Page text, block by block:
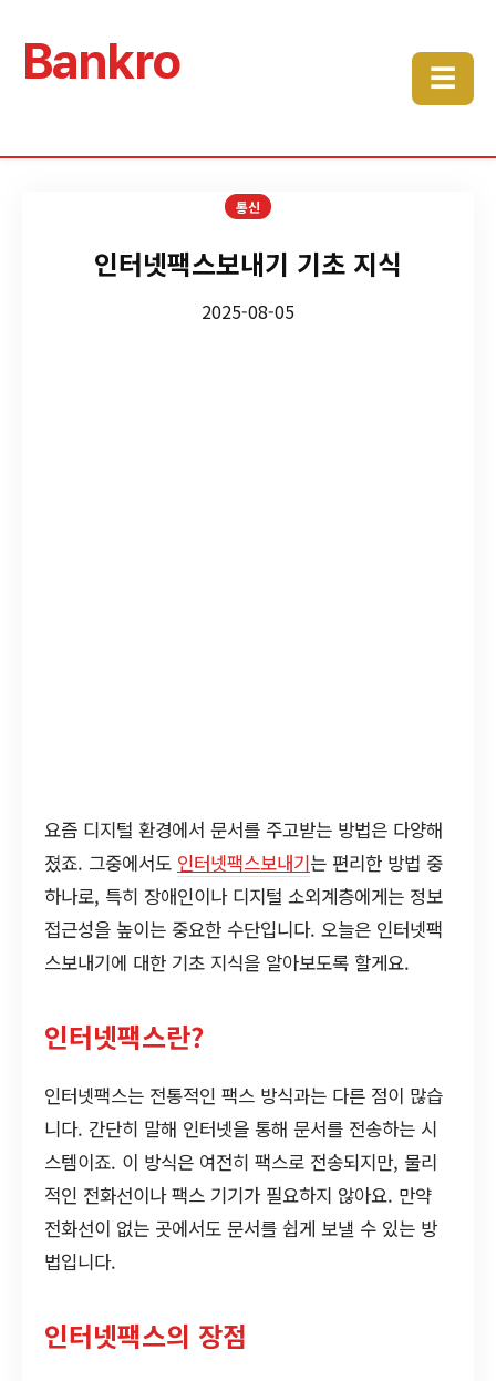
Bankro ☰
통신
인터넷팩스보내기 기초 지식
2025-08-05
요즘 디지털 환경에서 문서를 주고받는 방법은 다양해
졌죠. 그중에서도 인터넷팩스보내기는 편리한 방법 중
하나로, 특히 장애인이나 디지털 소외계층에게는 정보
접근성을 높이는 중요한 수단입니다. 오늘은 인터넷팩
스보내기에 대한 기초 지식을 알아보도록 할게요.
인터넷팩스란?
인터넷팩스는 전통적인 팩스 방식과는 다른 점이 많습
니다. 간단히 말해 인터넷을 통해 문서를 전송하는 시
스템이죠. 이 방식은 여전히 팩스로 전송되지만, 물리
적인 전화선이나 팩스 기기가 필요하지 않아요. 만약
전화선이 없는 곳에서도 문서를 쉽게 보낼 수 있는 방
법입니다.
인터넷팩스의 장점